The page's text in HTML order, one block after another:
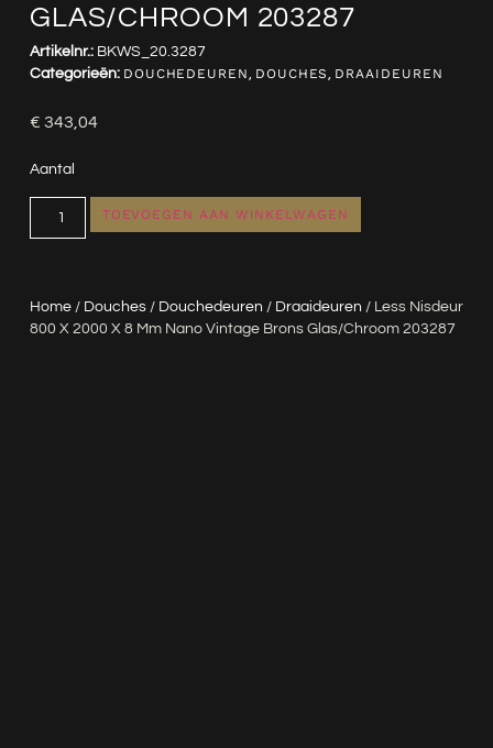
GLAS/CHROOM 203287
Home/ Douches/ Douchedeuren / Draaideuren / Less Nisdeur
800 X 2000 X 8 Mm Nano Vintage Brons Glas/chroom 203287
Artikelnr.: BKWS_20.3287
Categorieën: DOUCHEDEUREN, DOUCHES, DRAAIDEUREN
€ 343,04
Aantal
TOEVOEGEN AAN WINKELWAGEN